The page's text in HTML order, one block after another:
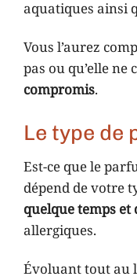
aquatiques ainsi
Vous l’aurez
pas ou qu’elle ne
compromis.
Le type de
Est-ce que le
dépend de votre
quelque temps et
allergiques.
Évoluant tout au